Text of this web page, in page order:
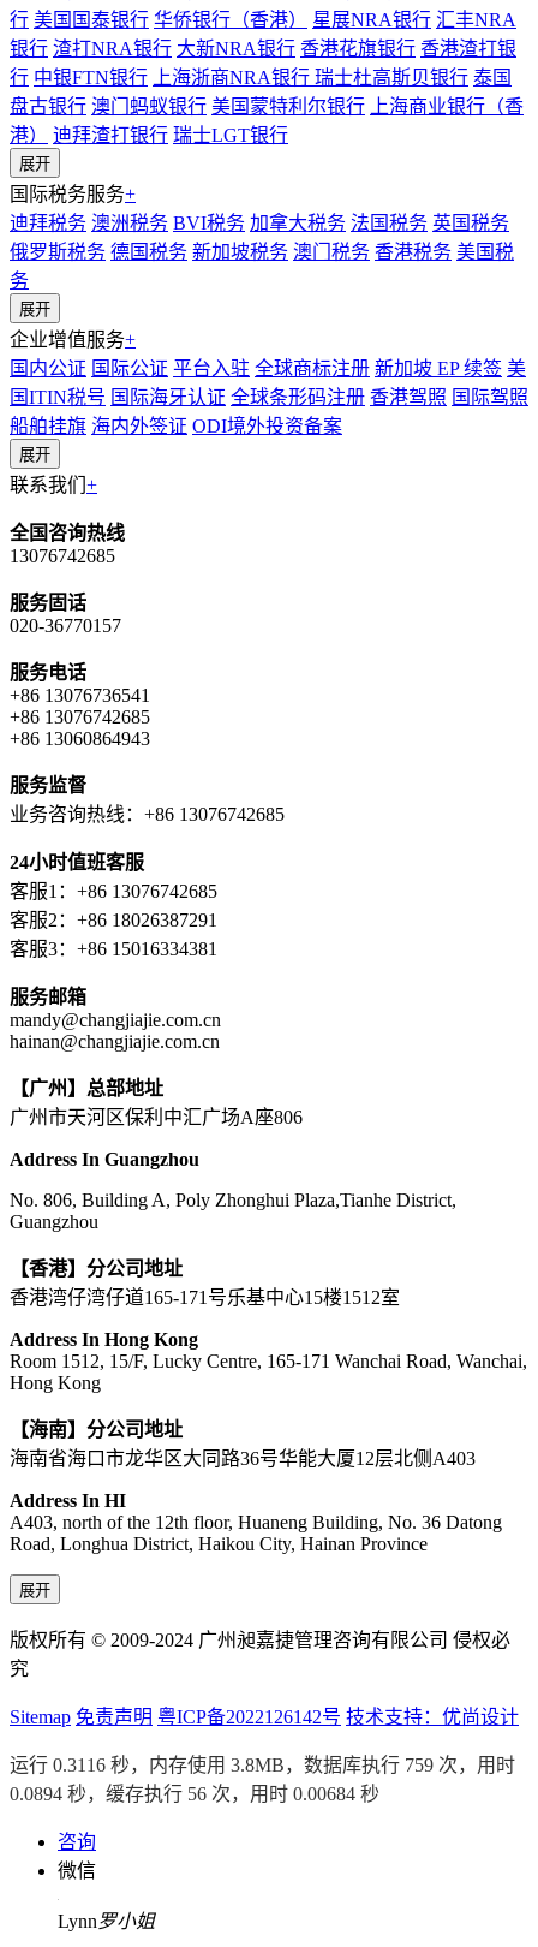
行 美国国泰银行 华侨银行（香港） 星展NRA银行 汇丰NRA
银行 渣打NRA银行 大新NRA银行 香港花旗银行 香港渣打银
行 中银FTN银行 上海浙商NRA银行 瑞士杜高斯贝银行 泰国
盘古银行 澳门蚂蚁银行 美国蒙特利尔银行
上海商业银行（香
港）
迪拜渣打银行 瑞士LGT银行
展开
国际税务服务+
迪拜税务 澳洲税务 BVI税务 加拿大税务 法国税务 英国税务
俄罗斯税务 德国税务 新加坡税务 澳门税务 香港税务 美国税
务
展开
企业增值服务+
国内公证 国际公证 平台入驻 全球商标注册 新加坡 EP 续签 美
国ITIN税号 国际海牙认证 全球条形码注册 香港驾照 国际驾照
船舶挂旗 海内外签证 ODI境外投资备案
展开
联系我们 +
全国咨询热线
13076742685
服务固话
020-36770157
服务电话
+86 13076736541
+86 13076742685
+86 13060864943
服务监督
业务咨询热线：+86 13076742685
24小时值班客服
客服1：+86 13076742685
客服2：+86 18026387291
客服3：+86 15016334381
服务邮箱
mandy@changjiajie.com.cn
hainan@changjiajie.com.cn
【广州】总部地址
广州市天河区保利中汇广场A座806
Address In Guangzhou
No. 806, Building A, Poly Zhonghui Plaza,Tianhe District,
Guangzhou
【香港】分公司地址
香港湾仔湾仔道165-171号乐基中心15楼1512室
Address In Hong Kong
Room 1512, 15/F, Lucky Centre, 165-171 Wanchai Road, Wanchai,
Hong Kong
【海南】分公司地址
海南省海口市龙华区大同路36号华能大厦12层北侧A403
Address In HI
A403, north of the 12th floor, Huaneng Building, No. 36 Datong
Road, Longhua District, Haikou City, Hainan Province
展开
版权所有 © 2009-2024 广州昶嘉捷管理咨询有限公司 侵权必
究
Sitemap 免责声明 粤ICP备2022126142号 技术支持：优尚设计
运行 0.3116 秒，内存使用 3.8MB，数据库执行 759 次，用时
0.0894 秒，缓存执行 56 次，用时 0.00684 秒
咨询
微信
Lynn罗小姐